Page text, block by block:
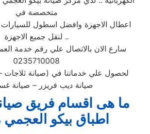
متخصصة في
اعطال الاجهزة وافضل اسطول
لنقل جميع الاجهزة ..
سارع الان بالاتصال علي رقم خدمة
0235710008
لحصول علي خدماتنا في (صيانة ثلاجات
صيانة ديب فريزر – صيانة
ما هى اقسام فريق
اطباق بيكو